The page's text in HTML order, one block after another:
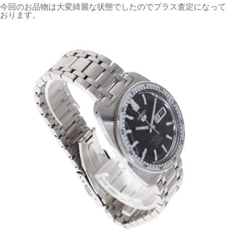
今回のお品物は大変綺麗な状態でしたのでプラス査定になって
おります。